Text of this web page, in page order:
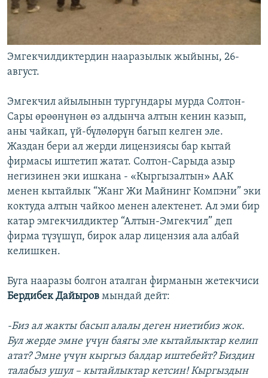
Эмгекчилдиктердин нааразылык жыйыны, 26-
август.
Эмгекчил айылынын тургундары мурда Солтон-
Сары өрөөнүнөн өз алдынча алтын кенин казып,
аны чайкап, үй-бүлөлөрүн багып келген эле.
Жаздан бери ал жерди лицензиясы бар кытай
фирмасы иштетип жатат. Солтон-Сарыда азыр
негизинен эки ишкана - «Кыргызалтын» ААК
менен кытайлык “Жанг Жи Майнинг Компэни” эки
коктуда алтын чайкоо менен алектенет. Ал эми бир
катар эмгекчилдиктер “Алтын-Эмгекчил” деп
фирма түзүшүп, бирок алар лицензия ала албай
келишкен.
Буга нааразы болгон аталган фирманын жетекчиси
Бердибек Дайыров мындай дейт:
-Биз ал жакты басып алалы деген ниетибиз жок.
Бул жерде эмне үчүн баягы эле кытайлыктар келип
атат? Эмне үчүн кыргыз балдар иштебейт? Биздин
талабыз ушул – кытайлыктар кетсин! Кыргыздын